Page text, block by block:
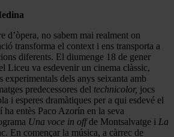
d’òpera, no sabem mai realment on
transforma el context i ens transporta a
diferents. El diumenge 18 de gener
Liceu va esdevenir un cinema clàssic,
experimentals dels anys seixanta amb
predecessores del technicolor, jocs
i esperes dramàtiques per a qui esdevé el
entès Paco Azorín en la seva
Una voce in offde Montsalvatge i La
En començar la música, a càrrec de